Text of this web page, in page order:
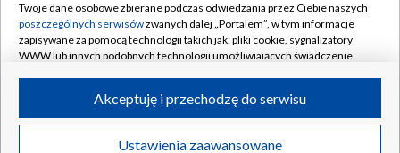
Rada Programowa
System NOS
Informacje o nadawcy
Program dla prasy
Kontakt
Kanały
©2026 Telewizja Polska S.A. w likwidacji
Twoje dane osobowe zbierane podczas odwiedzania przez Ciebie naszych
poszczególnych serwisówzwanych dalej „Portalem”, w tym informacje
zapisywane za pomocą technologii takich jak: pliki cookie, sygnalizatory
WWW lub innych podobnych technologii umożliwiających świadczenie
ruchu w Internecie.
Twoje dane osobowe zbierane podczas odwiedzania przez Ciebie
Ustawienia zaawansowane
Akceptuję i przechodzę do serwisu